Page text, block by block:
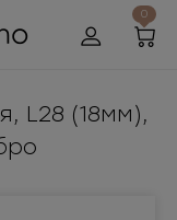
0
L28 (18мм),